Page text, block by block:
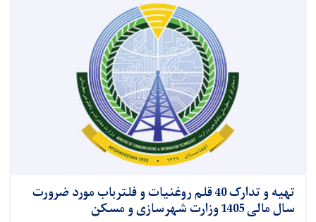
تهیه و تدارک 40 قلم روغنیات و فلترباب مورد ضرورت
سال مالی 1405 وزارت شهرسازی و مسکن